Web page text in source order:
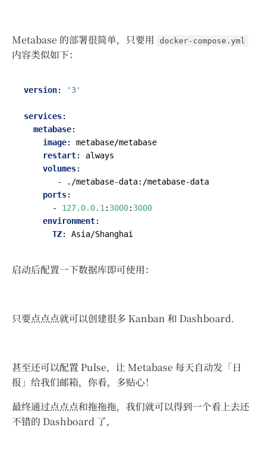
Metabase 的部署很简单，只要用 docker-compose.yml
内容类似如下：
version: '3'
services:
metabase:
image:
metabase/metabase
restart:
always
volumes:
-
./metabase-data:/metabase-data
ports:
- 127.0.0.1: 3000: 3000
environment:
TZ: Asia/Shanghai
启动后配置一下数据库即可使用：
只要点点点就可以创建很多 Kanban 和 Dashboard.
甚至还可以配置 Pulse，让 Metabase 每天自动发「日
报」给我们邮箱，你看，多贴心！
最终通过点点点和拖拖拖，我们就可以得到一个看上去还
不错的 Dashboard 了，